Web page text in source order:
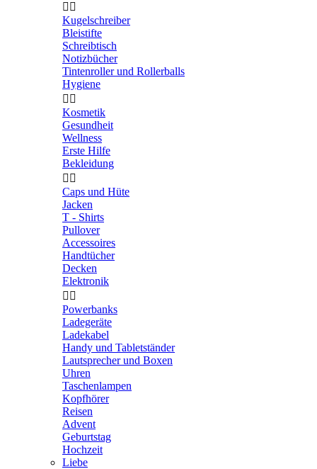
 
Kugelschreiber
Bleistifte
Schreibtisch
Notizbücher
Tintenroller und Rollerballs
Hygiene
 
Kosmetik
Gesundheit
Wellness
Erste Hilfe
Bekleidung
 
Caps und Hüte
Jacken
T - Shirts
Pullover
Accessoires
Handtücher
Decken
Elektronik
 
Powerbanks
Ladegeräte
Ladekabel
Handy und Tabletständer
Lautsprecher und Boxen
Uhren
Taschenlampen
Kopfhörer
Reisen
Advent
Geburtstag
Hochzeit
Liebe